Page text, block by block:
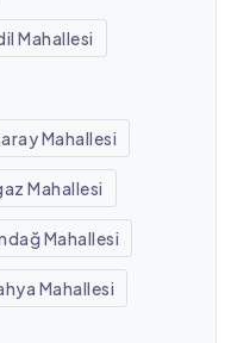
Mahallesi
Mahallesi
Mahallesi
Mahallesi
Mahallesi